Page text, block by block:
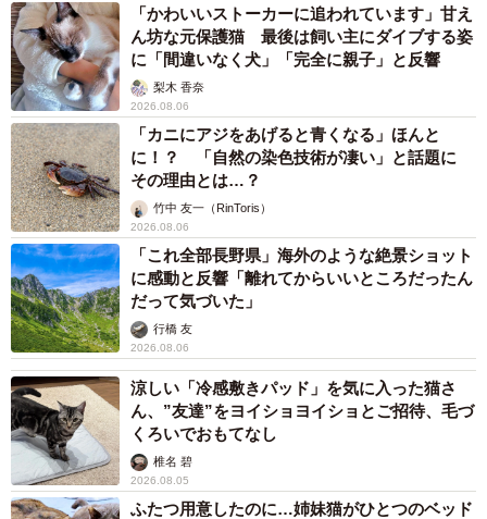
し、パイ生地を３度焼きする工夫を凝らした。にしがきの
担当者は「抹茶やトマトの香りが楽しめ、冷めてもおいし
い」と話す。
4/4
ホテルの総料理長からアドバイスを受けて開発した＝福知山市正明寺・
福知山淑徳高
「かわいいストーカーに追われています」甘え
ん坊な元保護猫 最後は飼い主にダイブする姿
に「間違いなく犬」「完全に親子」と反響
梨木 香奈
2026.08.06
「カニにアジをあげると青くなる」ほんと
に！？ 「自然の染色技術が凄い」と話題に
その理由とは…？
竹中 友一（RinToris）
2026.08.06
「これ全部長野県」海外のような絶景ショット
に感動と反響「離れてからいいところだったん
だって気づいた」
行橋 友
2026.08.06
涼しい「冷感敷きパッド」を気に入った猫さ
ん、”友達”をヨイショヨイショとご招待、毛づ
くろいでおもてなし
椎名 碧
2026.08.05
ふたつ用意したのに…姉妹猫がひとつのベッド